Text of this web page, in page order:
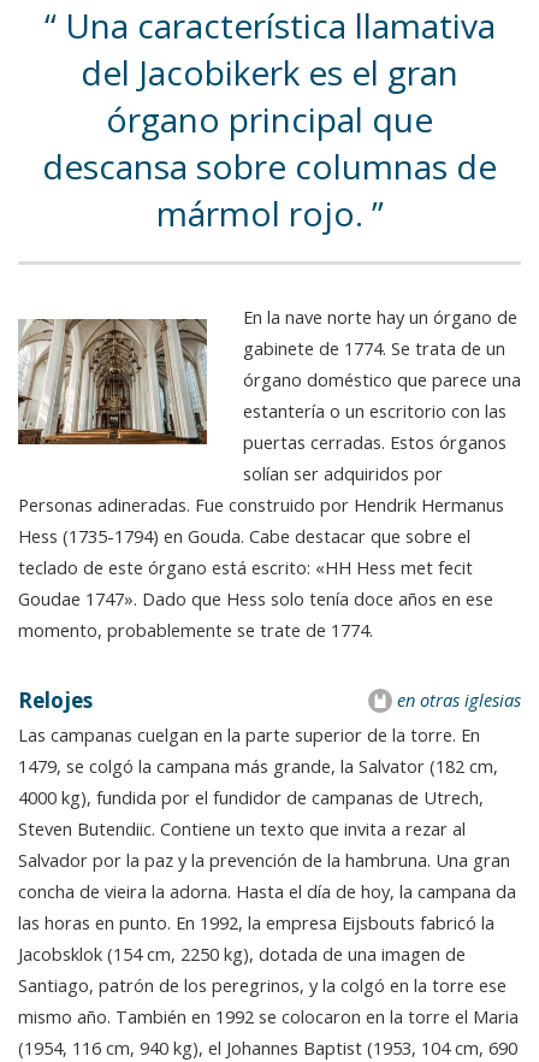
Una característica llamativa
del Jacobikerk es el gran
órgano principal que
descansa sobre columnas de
mármol rojo.
En la nave norte hay un órgano de
gabinete de 1774. Se trata de un
órgano doméstico que parece una
estantería o un escritorio con las
puertas cerradas. Estos órganos
solían ser adquiridos por
Personas adineradas. Fue construido por Hendrik Hermanus
Hess (1735-1794) en Gouda. Cabe destacar que sobre el
teclado de este órgano está escrito: «HH Hess met fecit
Goudae 1747». Dado que Hess solo tenía doce años en ese
momento, probablemente se trate de 1774.
en otras iglesias
Relojes
Las campanas cuelgan en la parte superior de la torre. En
1479, se colgó la campana más grande, la Salvator (182 cm,
4000 kg), fundida por el fundidor de campanas de Utrech,
Steven Butendiic. Contiene un texto que invita a rezar al
Salvador por la paz y la prevención de la hambruna. Una gran
concha de vieira la adorna. Hasta el día de hoy, la campana da
las horas en punto. En 1992, la empresa Eijsbouts fabricó la
Jacobsklok (154 cm, 2250 kg), dotada de una imagen de
Santiago, patrón de los peregrinos, y la colgó en la torre ese
mismo año. También en 1992 se colocaron en la torre el Maria
(1954, 116 cm, 940 kg), el Johannes Baptist (1953, 104 cm, 690